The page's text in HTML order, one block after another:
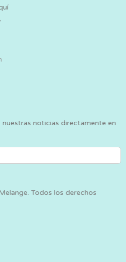
noticias directamente en
Todos los derechos